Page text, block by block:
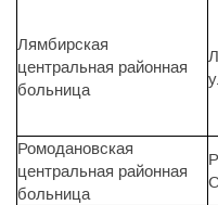
Лямбирская
центральная районная
больница
Ромодановская
центральная районная
больница